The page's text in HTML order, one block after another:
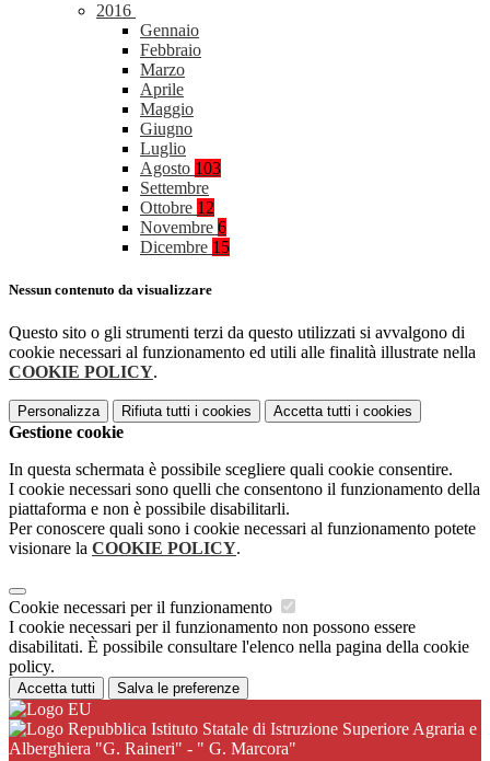
2016
Gennaio
Febbraio
Marzo
Aprile
Maggio
Giugno
Luglio
Agosto 103
Settembre
Ottobre 12
Novembre 6
Dicembre 15
Nessun contenuto da visualizzare
Questo sito o gli strumenti terzi da questo utilizzati si avvalgono di
cookie necessari al funzionamento ed utili alle finalità illustrate nella
COOKIE POLICY.
Personalizza Rifiuta tutti i cookies Accetta tutti i cookies
Gestione cookie
In questa schermata è possibile scegliere quali cookie consentire.
I cookie necessari sono quelli che consentono il funzionamento della
piattaforma e non è possibile disabilitarli.
Per conoscere quali sono i cookie necessari al funzionamento potete
visionare la COOKIE POLICY.
Cookie necessari per il funzionamento
I cookie necessari per il funzionamento non possono essere
disabilitati. È possibile consultare l'elenco nella pagina della cookie
policy.
Accetta tutti Salva le preferenze
Istituto Statale di Istruzione Superiore Agraria e
Alberghiera "G. Raineri" - " G. Marcora"